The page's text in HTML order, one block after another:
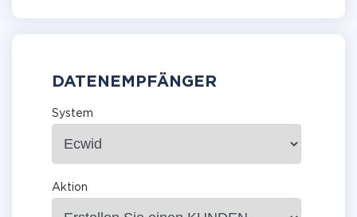
DATENEMPFÄNGER
System
Aktion